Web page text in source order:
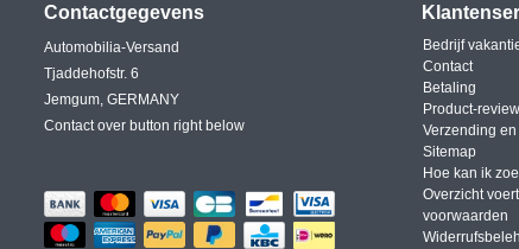
Contactgegevens
Automobilia-Versand
Tjaddehofstr. 6
Jemgum, GERMANY
Contact over button right below
Bedrijf
Contact
Betaling
Product-
Verzending
Sitemap
Hoe kan ik
Overzicht
voorwaarden